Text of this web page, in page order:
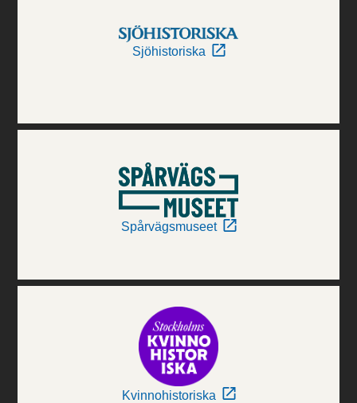
Sjöhistoriska
Spårvägsmuseet
Kvinnohistoriska